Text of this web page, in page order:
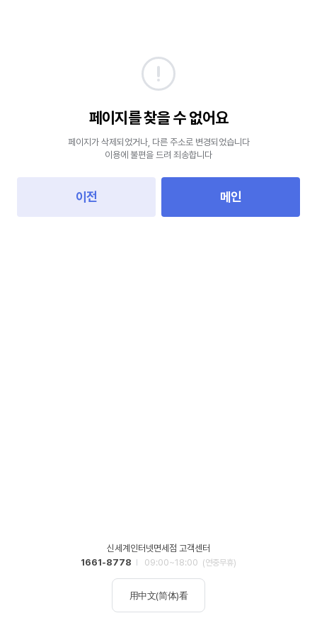
페이지를 찾을 수 없어요
페이지가 삭제되었거나, 다른 주소로 변경되었습니다
이용에 불편을 드려 죄송합니다
이전 메인
신세계인터넷면세점 고객센터
1661-8778
09:00~18:00 (연중무휴)
用中文(简体)看